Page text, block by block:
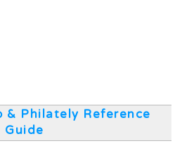
& Philately Reference
Guide